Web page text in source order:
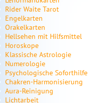
Rider Waite Tarot
Engelkarten
Orakelkarten
Hellsehen mit Hilfsmittel
Horoskope
Klassische Astrologie
Numerologie
Psychologische Soforthilfe
Chakren-Harmonisierung
Aura-Reinigung
Lichtarbeit